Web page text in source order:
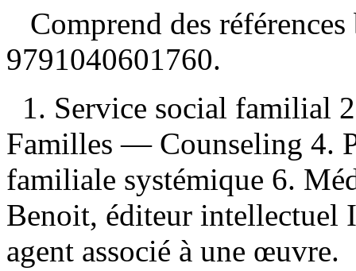
Comprend des
9791040601760.
1. Service social familial
Familles — Counseling 4.
familiale systémique 6.
Benoit, éditeur intellectuel
agent associé à une œuvre.